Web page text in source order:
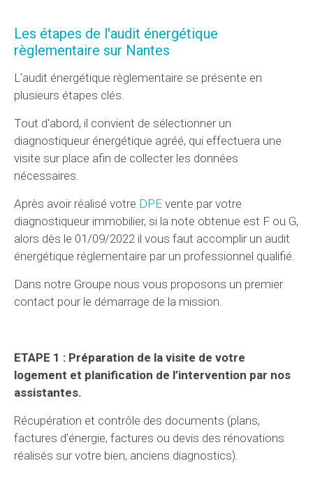
Les étapes de l'audit énergétique
règlementaire sur Nantes
L'audit énergétique règlementaire se présente en
plusieurs étapes clés.
Tout d'abord, il convient de sélectionner un
diagnostiqueur énergétique agréé, qui effectuera une
visite sur place afin de collecter les données
nécessaires.
Après avoir réalisé votre DPE vente par votre
diagnostiqueur immobilier, si la note obtenue est F ou G,
alors dès le 01/09/2022 il vous faut accomplir un audit
énergétique réglementaire par un professionnel qualifié.
Dans notre Groupe nous vous proposons un premier
contact pour le démarrage de la mission.
ETAPE 1 : Préparation de la visite de votre
logement et planification de l’intervention par nos
assistantes.
Récupération et contrôle des documents (plans,
factures d’énergie, factures ou devis des rénovations
réalisés sur votre bien, anciens diagnostics).